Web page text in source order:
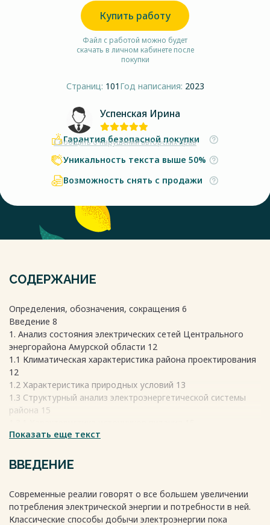
Купить работу
Файл с работой можно будет
скачать в личном кабинете после
покупки
Страниц: 101 Год написания: 2023
Успенская Ирина
Сообщить о нарушении авторских прав
Гарантия безопасной покупки
Уникальность текста выше 50%
Возможность снять с продажи
СОДЕРЖАНИЕ
Определения, обозначения, сокращения 6
Введение 8
1. Анализ состояния электрических сетей Центрального
энергорайона Амурской области 12
1.1 Климатическая характеристика района проектирования
12
1.2 Характеристика природных условий 13
1.3 Структурный анализ электроэнергетической системы
района 15
1.3.2 Структурный анализ линий электропередач 20
1.3.4 Структурный анализ средств компенсации реактивной
мощности 29
1.5 Фактический баланс мощности 30
1.6 Расчёт и анализ установившихся режимов
Показать еще текст
ВВЕДЕНИЕ
Современные реалии говорят о все большем увеличении
потребления электрической энергии и потребности в ней.
Классические способы добычи электроэнергии пока